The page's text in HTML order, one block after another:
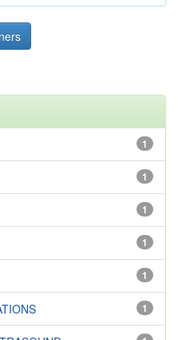
1
1
1
1
1
1